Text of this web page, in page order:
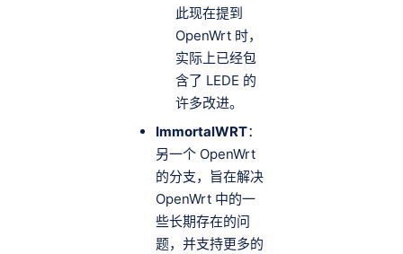
此现在提到
OpenWrt 时，
实际上已经包
含了 LEDE 的
许多改进。
ImmortalWRT：
另一个 OpenWrt
的分支，旨在解决
OpenWrt 中的一
些长期存在的问
题，并支持更多的